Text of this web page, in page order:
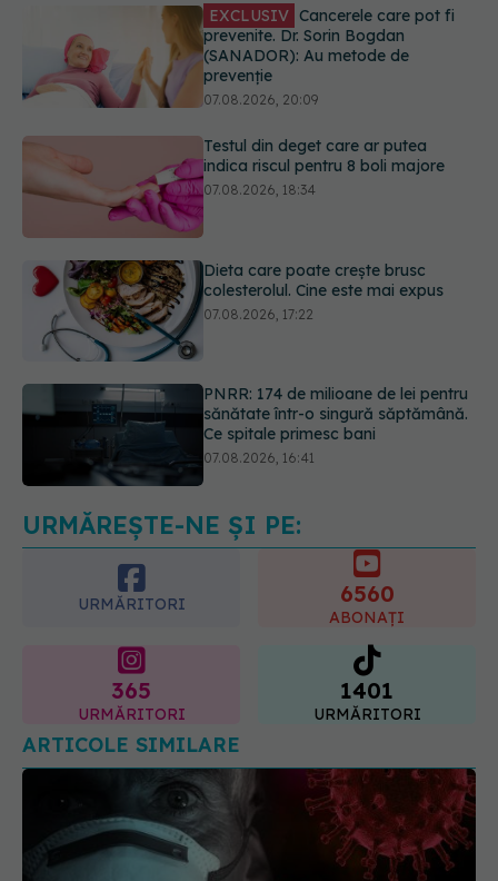
07.08.2026, 20:09
Testul din deget care ar putea
indica riscul pentru 8 boli majore
07.08.2026, 18:34
Dieta care poate crește brusc
colesterolul. Cine este mai expus
PNRR: 174 de milioane de lei pentru
sănătate într-o singură săptămână.
Ce spune culoarea ta preferată
despre vârsta pe care o ai. Care
este "codul cromatic" al generațiilor
URMĂREȘTE-NE ȘI PE:
URMĂRITORI 6560
ABONAȚI
365
URMĂRITORI
1401
URMĂRITORI
ARTICOLE SIMILARE